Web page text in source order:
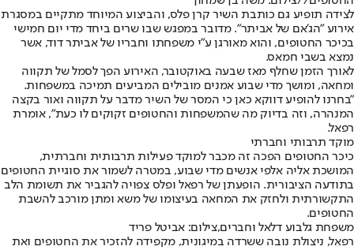
לצידה תופיע גם כותבת השיר קרן פלס, והביצוע המיוחד מתקיים במסגרת
אירוע "הג'אם של אביתר". מדובר במפגש שבו שרים ביחד מדי יום חמישי
בכיכר החטופים, והוא מאורגן ע"י משפחתו וחבריו של אביתר דוד, אשר
נמצא בשבי חמאס.
לאורך הזמן שחלף מאז שבעה באוקטובר, האירוע הפך לסמל של תקווה
ומחאה, ומושך מדי שבוע אמנים מובילים המביעים תמיכה במשפחות.
"בחרנו להופיע דווקא כאן כי המסר של השיר מדבר על תקווה ואור בקצה
המנהרה, וזה בדיוק מה שהמשפחות והחטופים זקוקים לו כעת", אומרת
רפאל.
מוקד תרבותי וחברתי
כיכר החטופים הפכה זה מכבר למוקד פעילות תרבותית וחברתית,
המושכת אליה אלפי אנשים מדי שבוע, במטרה לשמור את סוגיית החטופים
בתודעה הציבורית. הופעתן של רפאל ופלס צפויה להגביר את תשומת הלב
התקשורתית ולחזק את המחאה בעיצומו של משא ומתן מורכב להשבת
החטופים.
משפחת גלבוע דלאל וחברים,צילום: אביטל פריד
רפאל, ניצולת נובה ששרדה במיגונית, מקפידה להזכיר את החטופים ואת